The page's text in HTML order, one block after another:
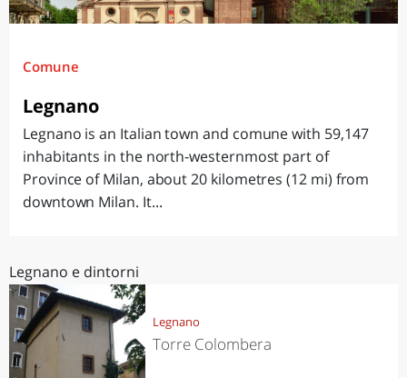
Comune
Legnano
Legnano is an Italian town and comune with 59,147
inhabitants in the north-westernmost part of
Province of Milan, about 20 kilometres (12 mi) from
downtown Milan. It...
Legnano e dintorni
Legnano
Torre Colombera